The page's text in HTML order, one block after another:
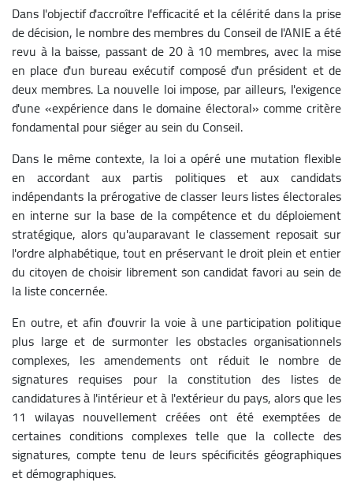
Dans l'objectif d'accroître l'efficacité et la célérité dans la prise
de décision, le nombre des membres du Conseil de l'ANIE a été
revu à la baisse, passant de 20 à 10 membres, avec la mise
en place d'un bureau exécutif composé d'un président et de
deux membres. La nouvelle loi impose, par ailleurs, l'exigence
d'une «expérience dans le domaine électoral» comme critère
fondamental pour siéger au sein du Conseil.
Dans le même contexte, la loi a opéré une mutation flexible
en accordant aux partis politiques et aux candidats
indépendants la prérogative de classer leurs listes électorales
en interne sur la base de la compétence et du déploiement
stratégique, alors qu'auparavant le classement reposait sur
l'ordre alphabétique, tout en préservant le droit plein et entier
du citoyen de choisir librement son candidat favori au sein de
la liste concernée.
En outre, et afin d'ouvrir la voie à une participation politique
plus large et de surmonter les obstacles organisationnels
complexes, les amendements ont réduit le nombre de
signatures requises pour la constitution des listes de
candidatures à l'intérieur et à l'extérieur du pays, alors que les
11 wilayas nouvellement créées ont été exemptées de
certaines conditions complexes telle que la collecte des
signatures, compte tenu de leurs spécificités géographiques
et démographiques.